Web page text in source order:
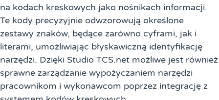
na kodach kreskowych jako nośnikach informacji.
Te kody precyzyjnie odwzorowują określone
zestawy znaków, będące zarówno cyframi, jak i
literami, umożliwiając błyskawiczną identyfikację
narzędzi. Dzięki Studio TCS.net możliwe jest również
sprawne zarządzanie wypożyczaniem narzędzi
pracownikom i wykonawcom poprzez integrację z